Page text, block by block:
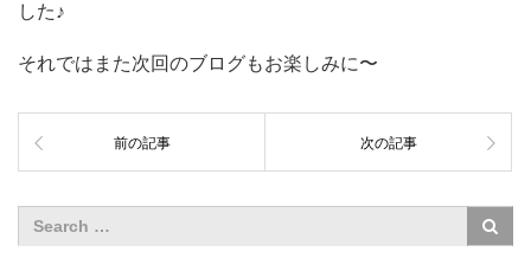
した♪
それではまた次回のブログもお楽しみに〜
前の記事 次の記事